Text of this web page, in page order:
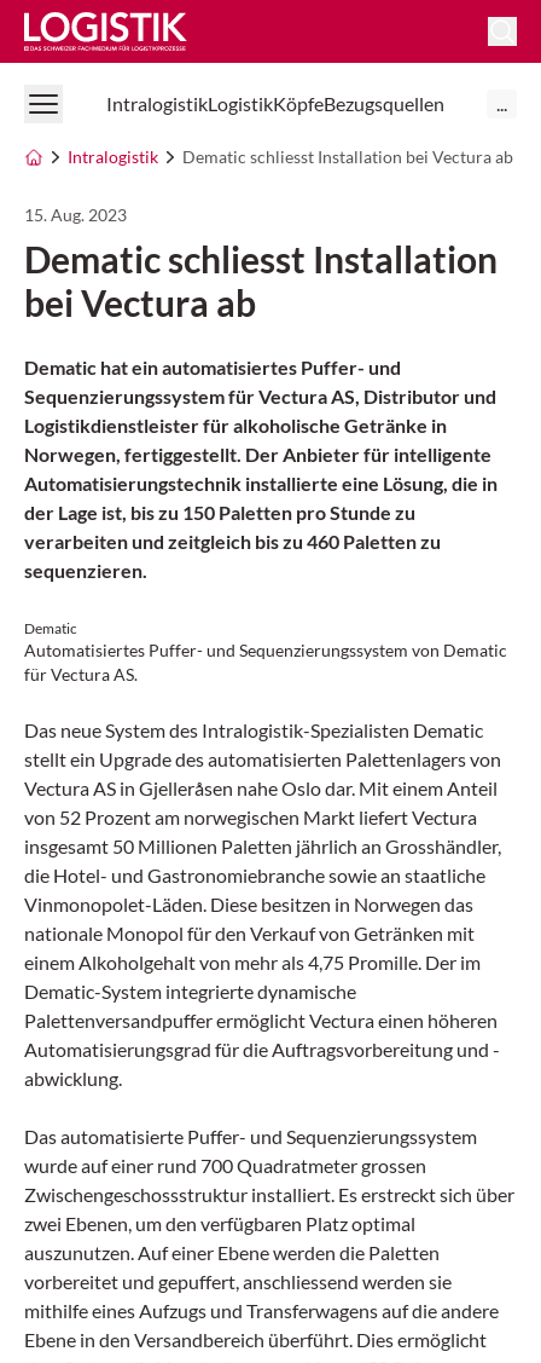
Logistik Online
IntralogistikLogistikKöpfeBezugsquellen ...
Intralogistik Dematic schliesst Installation bei Vectura ab
15. Aug. 2023
Dematic schliesst Installation
bei Vectura ab
Dematic hat ein automatisiertes Puffer- und
Sequenzierungssystem für Vectura AS, Distributor und
Logistikdienstleister für alkoholische Getränke in
Norwegen, fertiggestellt. Der Anbieter für intelligente
Automatisierungstechnik installierte eine Lösung, die in
der Lage ist, bis zu 150 Paletten pro Stunde zu
verarbeiten und zeitgleich bis zu 460 Paletten zu
sequenzieren.
Dematic
Automatisiertes Puffer- und Sequenzierungssystem von Dematic
für Vectura AS.
Das neue System des Intralogistik-Spezialisten Dematic
stellt ein Upgrade des automatisierten Palettenlagers von
Vectura AS in Gjelleråsen nahe Oslo dar. Mit einem Anteil
von 52 Prozent am norwegischen Markt liefert Vectura
insgesamt 50 Millionen Paletten jährlich an Grosshändler,
die Hotel- und Gastronomiebranche sowie an staatliche
Vinmonopolet-Läden. Diese besitzen in Norwegen das
nationale Monopol für den Verkauf von Getränken mit
einem Alkoholgehalt von mehr als 4,75 Promille. Der im
Dematic-System integrierte dynamische
Palettenversandpuffer ermöglicht Vectura einen höheren
Automatisierungsgrad für die Auftragsvorbereitung und -
abwicklung.
Das automatisierte Puffer- und Sequenzierungssystem
wurde auf einer rund 700 Quadratmeter grossen
Zwischengeschossstruktur installiert. Es erstreckt sich über
zwei Ebenen, um den verfügbaren Platz optimal
auszunutzen. Auf einer Ebene werden die Paletten
vorbereitet und gepuffert, anschliessend werden sie
mithilfe eines Aufzugs und Transferwagens auf die andere
Ebene in den Versandbereich überführt. Dies ermöglicht